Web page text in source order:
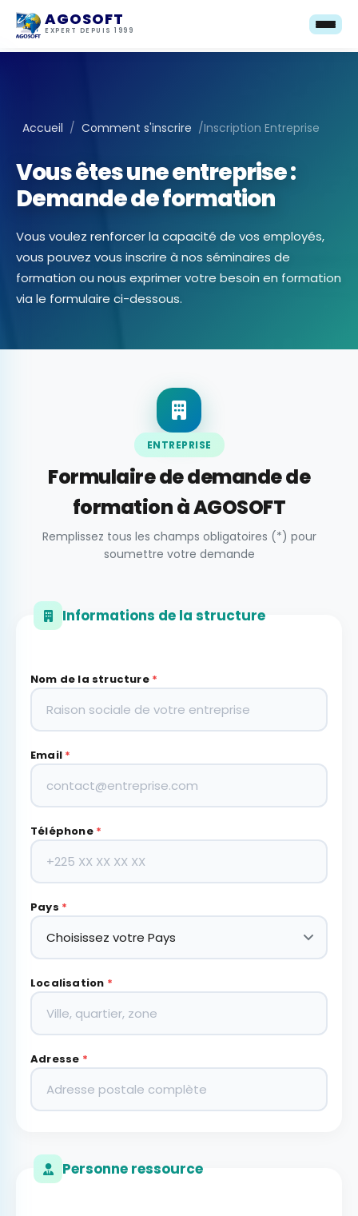
AGOSOFT
EXPERT DEPUIS 1999
Accueil / Comment s'inscrire /Inscription Entreprise
Vous êtes une entreprise :
Demande de formation
Vous voulez renforcer la capacité de vos employés,
vous pouvez vous inscrire à nos séminaires de
formation ou nous exprimer votre besoin en formation
via le formulaire ci-dessous.
ENTREPRISE
Formulaire de demande de
formation à AGOSOFT
Remplissez tous les champs obligatoires (*) pour
soumettre votre demande
Informations de la structure
Nom de la structure *
Email *
Téléphone *
Pays *
Localisation *
Adresse *
Personne ressource